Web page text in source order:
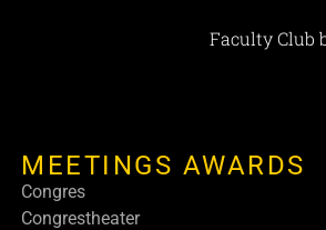
Faculty Club
MEETINGS AWARDS
Congres
Congrestheater